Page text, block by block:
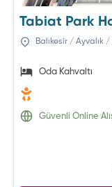
Tabiat Park
Balıkesir / Ayvalık
Oda Kahvaltı
Güvenli Online